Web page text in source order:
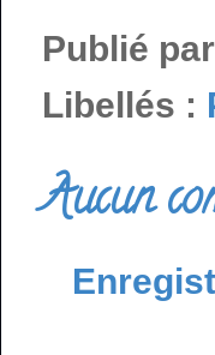
Publié par
Libellés :
Aucun